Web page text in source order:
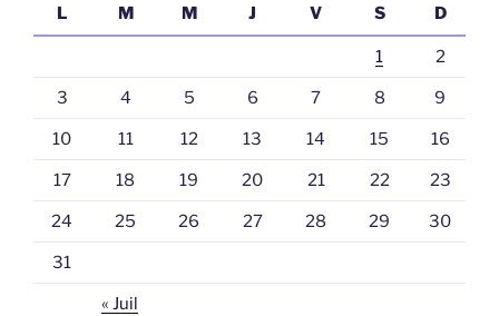
L
M M J V S D
1 2
3 4 5 6 7 8 9
10 11 12 13 14 15 16
17 18 19 20 21 22 23
24 25 26 27 28 29 30
31
« Juil